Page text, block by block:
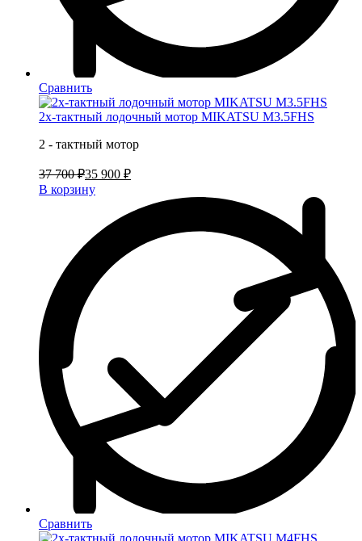
Сравнить
2х-тактный лодочный мотор MIKATSU M3.5FHS
2 - тактный мотор
37 700 ₽35 900 ₽
В корзину
Сравнить